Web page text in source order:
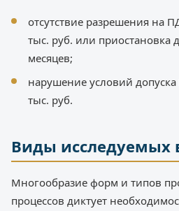
отсутствие разрешения на
тыс. руб. или приостановка
месяцев;
нарушение условий
тыс. руб.
Виды исследуемых
Многообразие форм и типов
процессов диктует